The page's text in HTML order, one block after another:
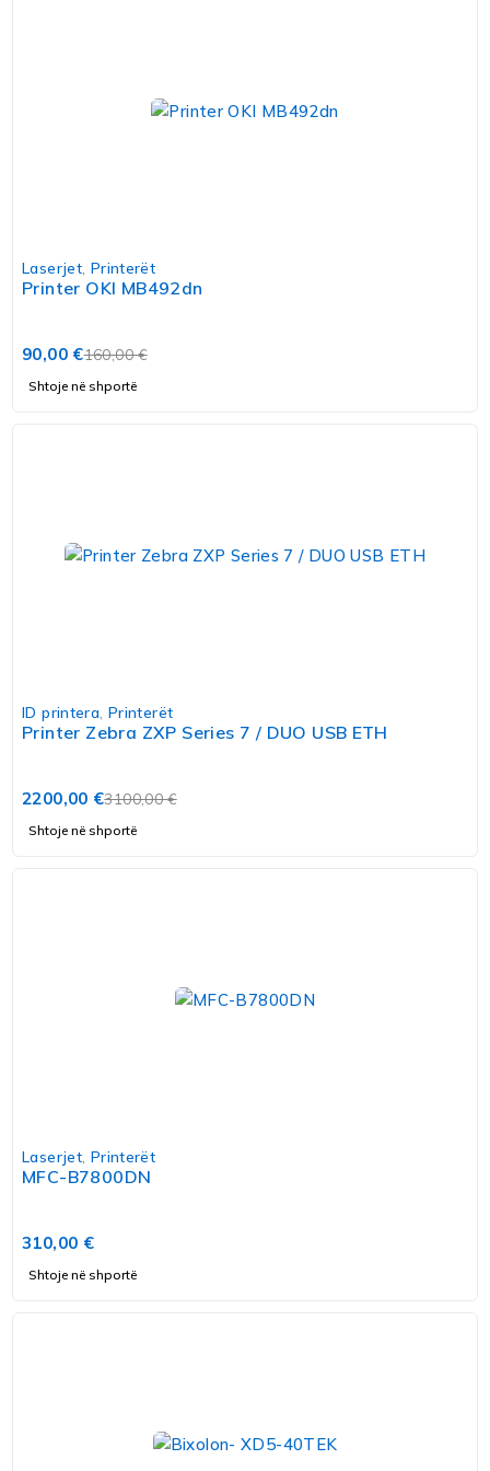
Laserjet Printerët
Printer OKI MB492dn
160,00€
90,00 €
Shtoje në shportë
ID printera Printerët
Printer Zebra ZXP Series 7 / DUO USB ETH
3100,00€
2200,00 €
Shtoje në shportë
Laserjet Printerët
MFC-B7800DN
310,00 €
Shtoje në shportë